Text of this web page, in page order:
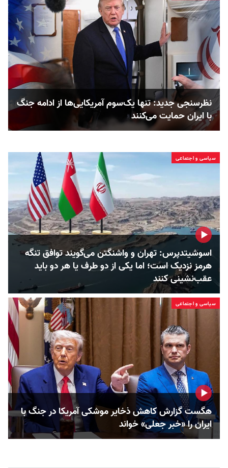
نظرسنجی جدید: تنها یک‌سوم آمریکایی‌ها از ادامه جنگ
با ایران حمایت می‌کنند
سیاسی و اجتماعی
اسوشیتدپرس: تهران و واشنگتن می‌گویند توافق تنگه
هرمز نزدیک است؛ اما یکی از دو طرف یا هر دو باید
عقب‌نشینی کنند
سیاسی و اجتماعی
هگست گزارش کاهش ذخایر موشکی آمریکا در جنگ با
ایران را «خبر جعلی» خواند